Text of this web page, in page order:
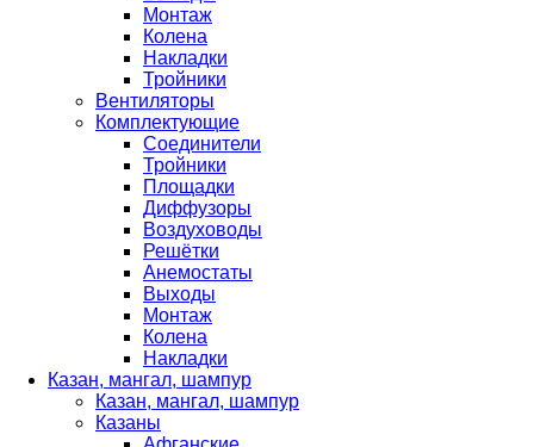
Монтаж
Колена
Накладки
Тройники
Вентиляторы
Комплектующие
Соединители
Тройники
Площадки
Диффузоры
Воздуховоды
Решётки
Анемостаты
Выходы
Монтаж
Колена
Накладки
Казан, мангал, шампур
Казан, мангал, шампур
Казаны